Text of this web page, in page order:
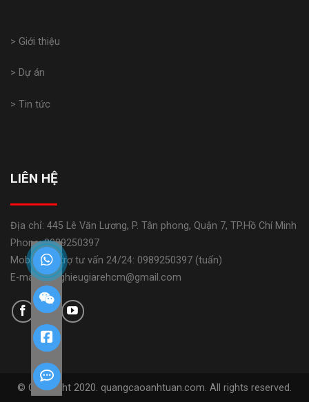
> Giới thiệu
> Dự án
> Tin tức
LIÊN HỆ
Địa chỉ: 445 Lê Văn Lương, P. Tân phong, Quận 7, TP.Hồ Chí Minh
Phone: 0989250397
Mobile: Hỗ trợ tư vấn 24/24: 0989250397 (tuấn)
E-mail: banghieugiarehcm@gmail.com
© Copyright 2020. quangcaoanhtuan.com. All rights reserved.